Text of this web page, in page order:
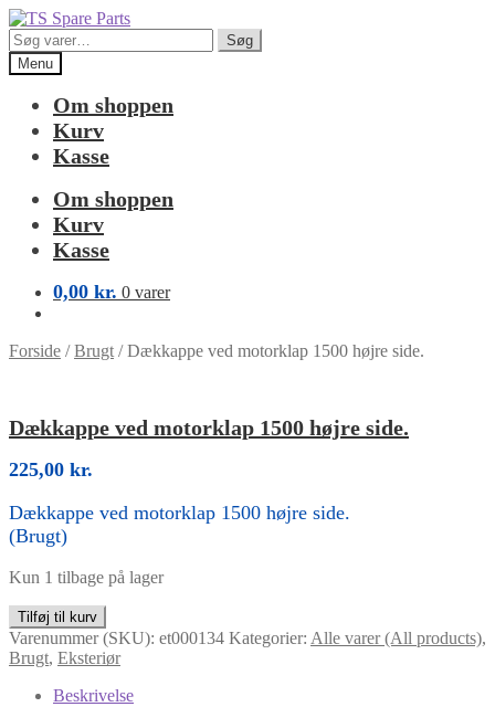
Spring
til
navigation
Spring
til
indhold
Søg
efter:
Søg
Menu
Om shoppen
Kurv
Kasse
Om shoppen
Kurv
Kasse
0,00 kr. 0 varer
Forside /Brugt /Dækkappe ved motorklap 1500 højre side.
Dækkappe ved motorklap 1500 højre side.
225,00 kr.
Dækkappe ved motorklap 1500 højre side.
(Brugt)
Kun 1 tilbage på lager
Dækkappe
ved
motorklap
1500
højre
Tilføj til kurv
Varenummer (SKU): et000134 Kategorier: Alle varer (All products),
Brugt, Eksteriør
Beskrivelse